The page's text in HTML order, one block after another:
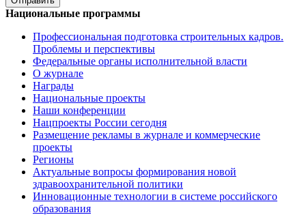
Национальные программы
Профессиональная подготовка строительных кадров.
Проблемы и перспективы
Федеральные органы исполнительной власти
О журнале
Награды
Национальные проекты
Наши конференции
Нацпроекты России сегодня
Размещение рекламы в журнале и коммерческие
проекты
Регионы
Актуальные вопросы формирования новой
здравоохранительной политики
Инновационные технологии в системе российского
образования